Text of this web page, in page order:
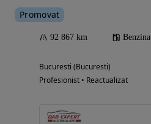
Promovat
92 867 km Benzina
Bucuresti (Bucuresti)
Profesionist • Reactualizat